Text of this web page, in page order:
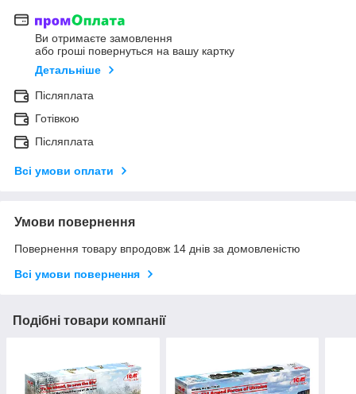
Ви отримаєте замовлення
або гроші повернуться на вашу картку
Детальніше
Післяплата
Готівкою
Післяплата
Всі умови оплати
Умови повернення
Повернення товару впродовж 14 днів за домовленістю
Всі умови повернення
Подібні товари компанії